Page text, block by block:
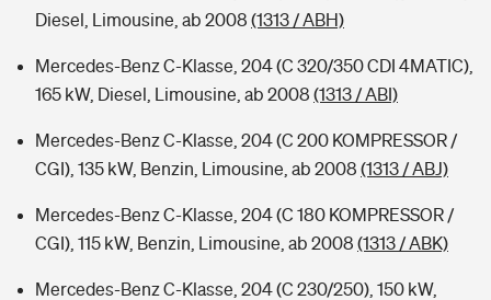
Diesel, Limousine, ab 2008 (1313 / ABH)
Mercedes-Benz C-Klasse, 204 (C 320/350 CDI 4MATIC),
165 kW, Diesel, Limousine, ab 2008 (1313 / ABI)
Mercedes-Benz C-Klasse, 204 (C 200 KOMPRESSOR /
CGI), 135 kW, Benzin, Limousine, ab 2008 (1313 / ABJ)
Mercedes-Benz C-Klasse, 204 (C 180 KOMPRESSOR /
CGI), 115 kW, Benzin, Limousine, ab 2008 (1313 / ABK)
Mercedes-Benz C-Klasse, 204 (C 230/250), 150 kW,